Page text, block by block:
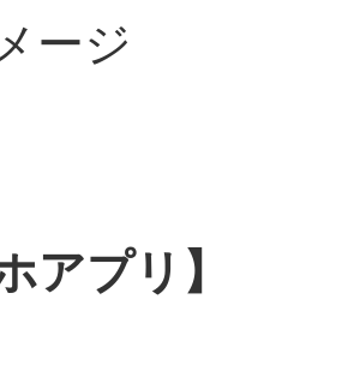
ージ
アプリ】